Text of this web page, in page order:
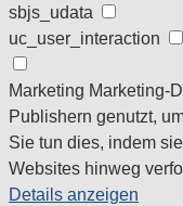
sbjs_udata
uc_user_interaction
Marketing Marketing-
Publishern genutzt,
Sie tun dies, indem
Websites hinweg
Details anzeigen